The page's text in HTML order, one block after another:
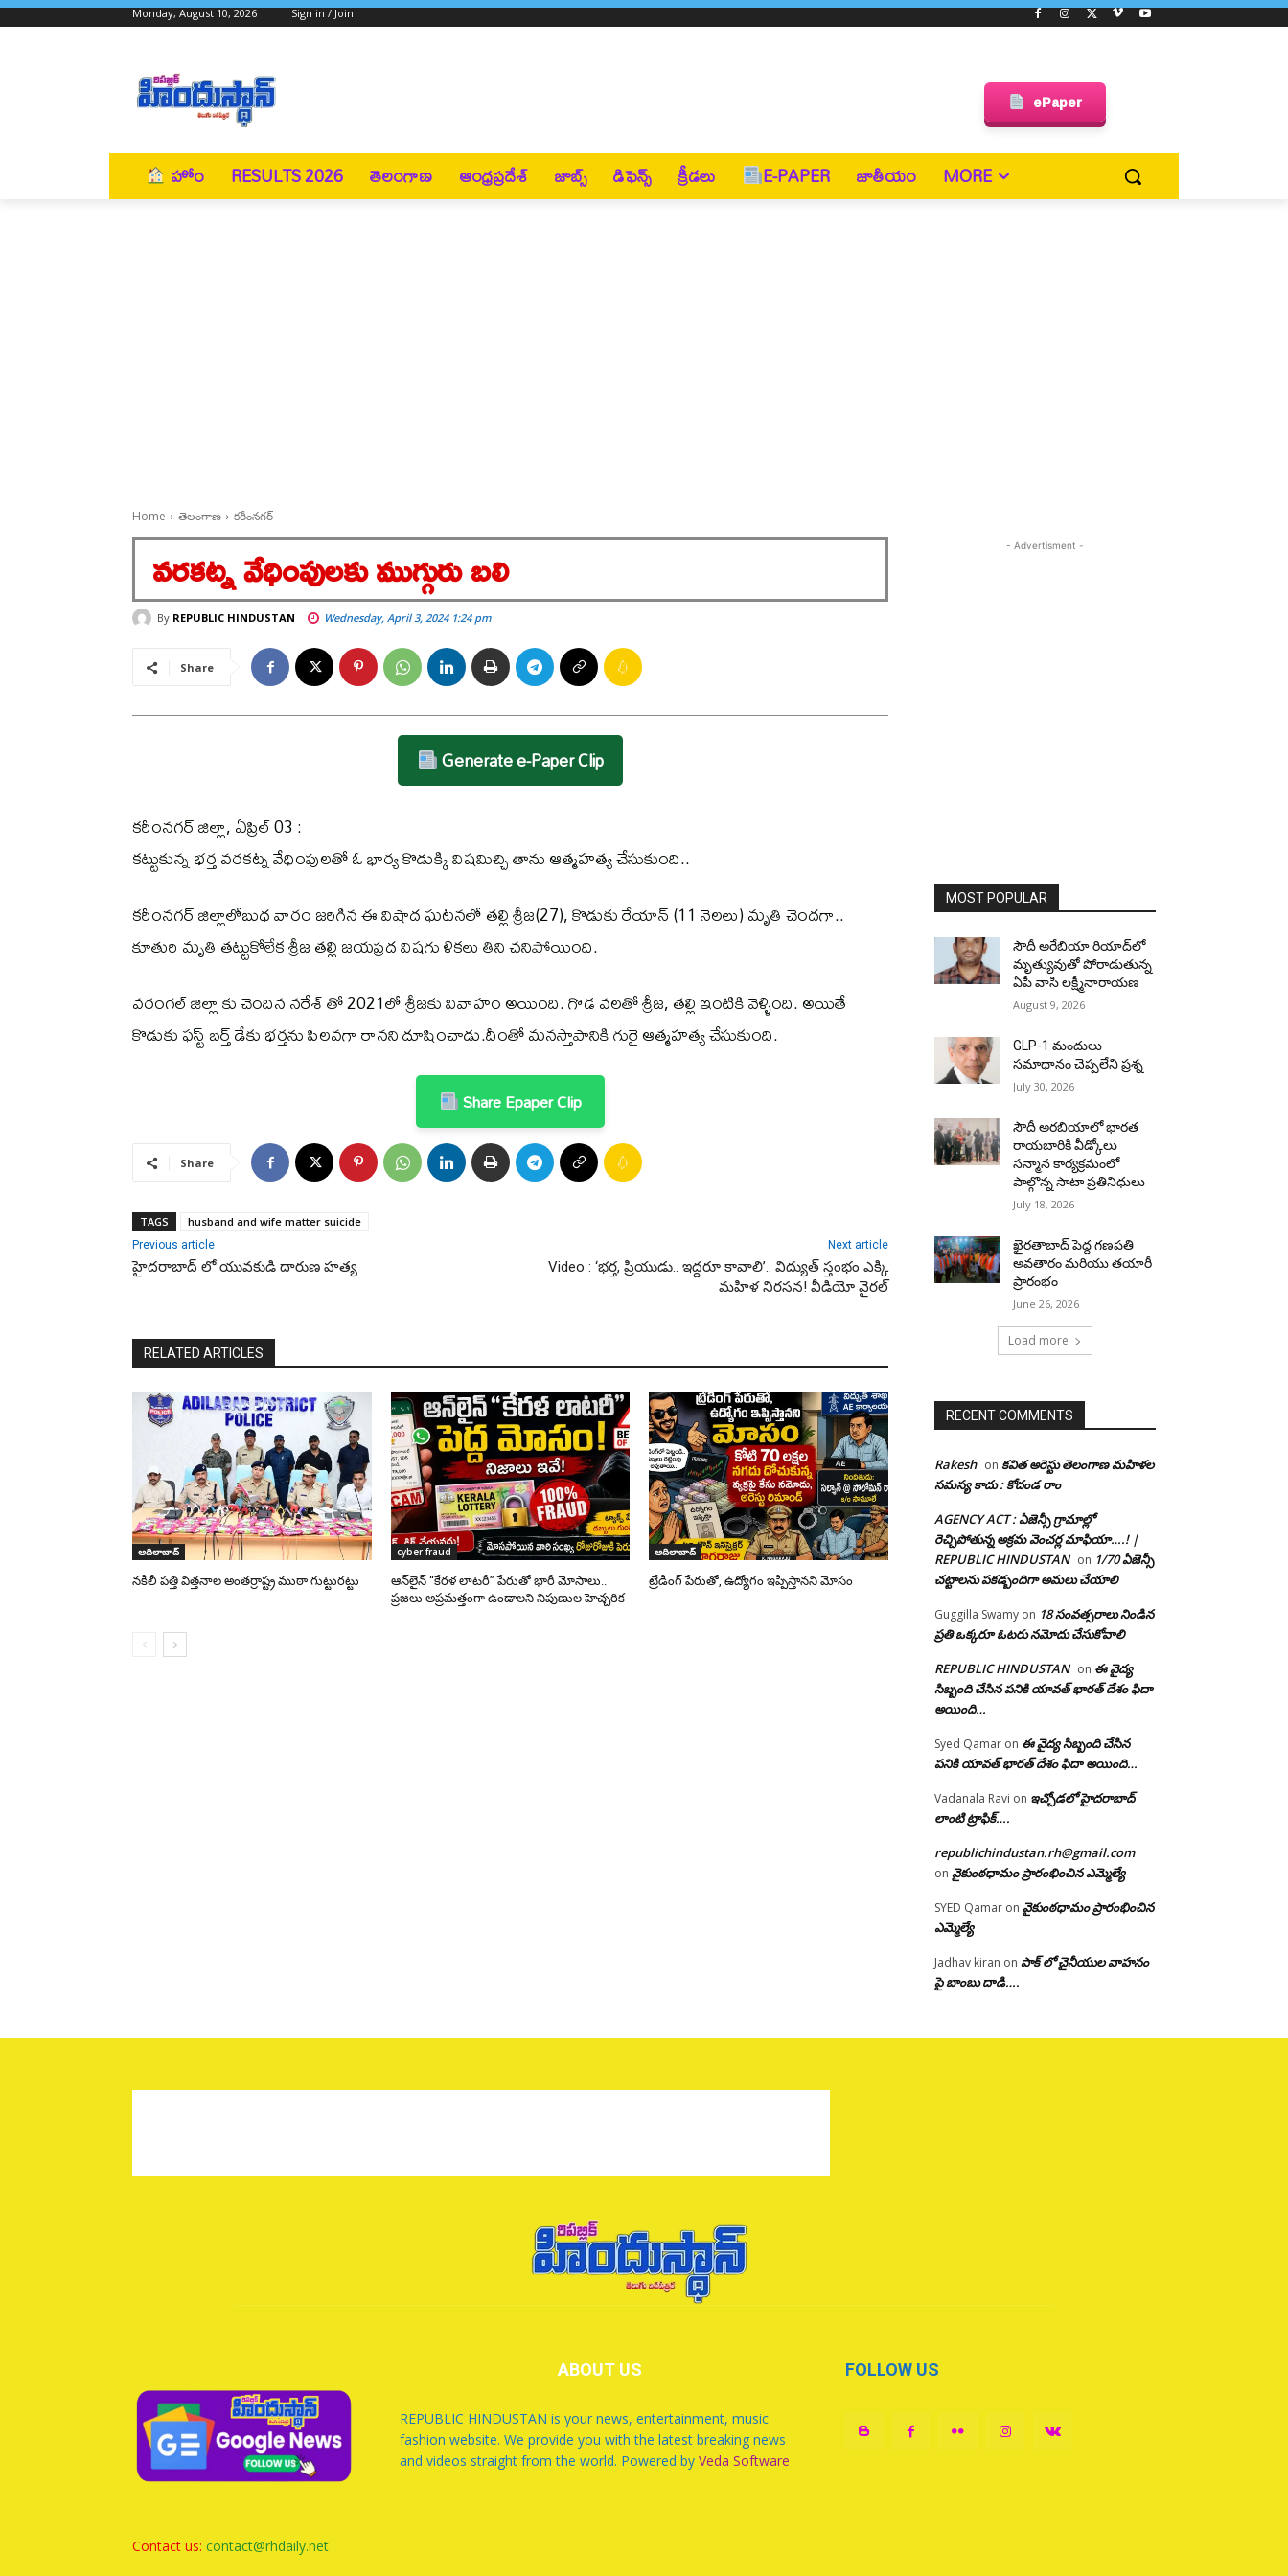
Monday, August 10, 2026 Sign in / Join
ePaper
హోం RESULTS 2026 తెలంగాణ ఆంధ్రప్రదేశ్ జాబ్స్ డిఫెన్స్ క్రీడలు E-PAPER జాతీయం MORE
Home తెలంగాణ కరీంనగర్
వరకట్న వేధింపులకు ముగ్గురు బలి
By REPUBLIC HINDUSTAN Wednesday, April 3, 2024 1:24 pm
Share
Generate e-Paper Clip
కరీంనగర్ జిల్లా, ఏప్రిల్ 03 :
కట్టుకున్న భర్త వరకట్న వేధింపులతో ఓ భార్య కొడుక్కి విషమిచ్చి తాను ఆత్మహత్య చేసుకుంది..
కరీంనగర్ జిల్లాలోబుధ వారం జరిగిన ఈ విషాద ఘటనలో తల్లి శ్రీజ(27), కొడుకు రేయాన్ (11 నెలలు) మృతి చెందగా..
కూతురి మృతి తట్టుకోలేక శ్రీజ తల్లి జయప్రద విషగు ళికలు తిని చనిపోయింది.
వరంగల్ జిల్లా కు చెందిన నరేశ్ తో 2021లో శ్రీజకు వివాహం అయింది. గొడ వలతో శ్రీజ, తల్లి ఇంటికి వెళ్ళింది. అయితే
కొడుకు ఫస్ట్ బర్త్ డేకు భర్తను పిలవగా రానని దూషించాడు.దీంతో మనస్తాపానికి గురై ఆత్మహత్య చేసుకుంది.
Share Epaper Clip
Share
TAGS husband and wife matter suicide
Previous article
హైదరాబాద్ లో యువకుడి దారుణ హత్య
Next article
Video : ‘భర్త, ప్రియుడు.. ఇద్దరూ కావాలి’.. విద్యుత్‌ స్తంభం ఎక్కి
మహిళ నిరసన! వీడియో వైరల్
RELATED ARTICLES
ఆదిలాబాద్
నకిలీ పత్తి విత్తనాల అంతర్రాష్ట్ర ముఠా గుట్టురట్టు
cyber fraud
ఆన్‌లైన్ “కేరళ లాటరీ” పేరుతో భారీ మోసాలు..
ప్రజలు అప్రమత్తంగా ఉండాలని నిపుణుల హెచ్చరిక
ఆదిలాబాద్
ట్రేడింగ్ పేరుతో, ఉద్యోగం ఇప్పిస్తానని మోసం
- Advertisment -
MOST POPULAR
సౌదీ అరేబియా రియాద్‌లో
మృత్యువుతో పోరాడుతున్న
ఏపీ వాసి లక్ష్మీనారాయణ
August 9, 2026
GLP-1 మందులు
సమాధానం చెప్పలేని ప్రశ్న
July 30, 2026
సౌదీ అరబియాలో భారత
రాయబారికి వీడ్కోలు
సన్మాన కార్యక్రమంలో
పాల్గొన్న సాటా ప్రతినిధులు
July 18, 2026
ఖైరతాబాద్ పెద్ద గణపతి
అవతారం మరియు తయారీ
ప్రారంభం
June 26, 2026
Load more
RECENT COMMENTS
Rakesh on కవిత అరెస్టు తెలంగాణ మహిళల
సమస్య కాదు : కోదండ రాం
AGENCY ACT : ఏజెన్సీ గ్రామాల్లో
రెచ్చిపోతున్న అక్రమ వెంచర్ల మాఫియా….! |
REPUBLIC HINDUSTAN on 1/70 ఏజెన్సీ
చట్టాలను పకడ్బందిగా అమలు చేయాలి
Guggilla Swamy on 18 సంవత్సరాలు నిండిన
ప్రతి ఒక్కరూ ఓటరు నమోదు చేసుకోవాలి
REPUBLIC HINDUSTAN on ఈ వైద్య
సిబ్బంది చేసిన పనికి యావత్ భారత్ దేశం ఫిదా
అయింది…
Syed Qamar on ఈ వైద్య సిబ్బంది చేసిన
పనికి యావత్ భారత్ దేశం ఫిదా అయింది…
Vadanala Ravi on ఇచ్చోడలో హైదరాబాద్
లాంటి ట్రాఫిక్….
republichindustan.rh@gmail.com
on వైకుంఠధామం ప్రారంభించిన ఎమ్మెల్యే
SYED Qamar on వైకుంఠధామం ప్రారంభించిన
ఎమ్మెల్యే
Jadhav kiran on పాక్ లో చైనీయుల వాహనం
పై బాంబు దాడి….
ABOUT US
REPUBLIC HINDUSTAN is your news, entertainment, music
fashion website. We provide you with the latest breaking news
and videos straight from the world. Powered by Veda Software
FOLLOW US
Contact us: contact@rhdaily.net